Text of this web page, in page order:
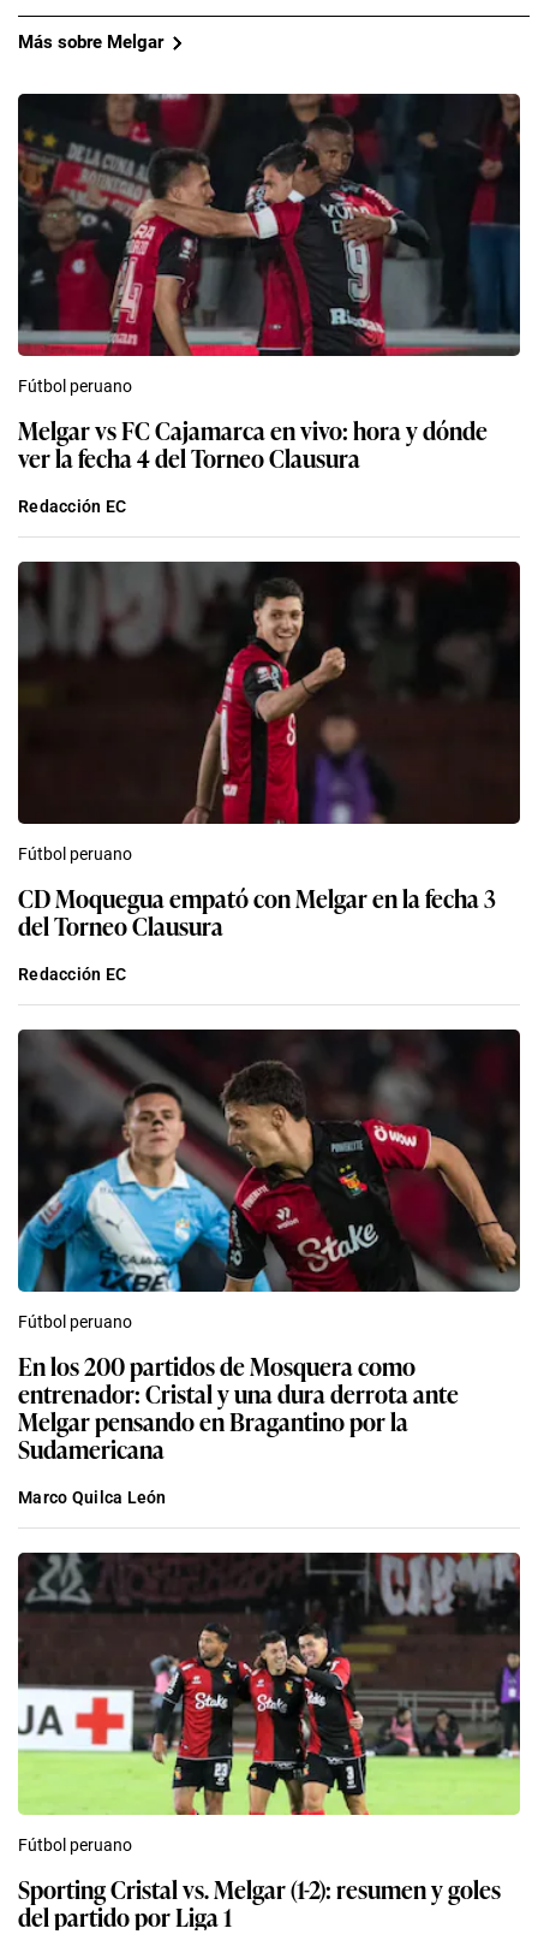
Más sobre Melgar
Fútbol peruano
Melgar vs FC Cajamarca en vivo: hora y dónde
ver la fecha 4 del Torneo Clausura
Redacción EC
Fútbol peruano
CD Moquegua empató con Melgar en la fecha 3
del Torneo Clausura
Redacción EC
Fútbol peruano
En los 200 partidos de Mosquera como
entrenador: Cristal y una dura derrota ante
Melgar pensando en Bragantino por la
Sudamericana
Marco Quilca León
Fútbol peruano
Sporting Cristal vs. Melgar (1-2): resumen y goles
del partido por Liga 1